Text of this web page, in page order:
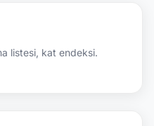
listesi, kat endeksi.